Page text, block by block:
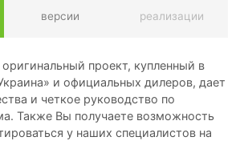
версии реализации
проект, купленный в
и официальных дилеров, дает
и четкое руководство по
Также Вы получаете возможность
у наших специалистов на